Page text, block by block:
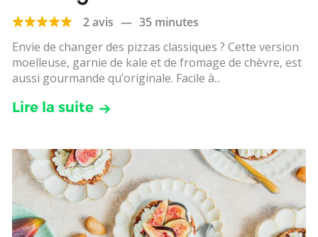
2 avis — 35 minutes
Envie de changer des pizzas classiques ? Cette version
moelleuse, garnie de kale et de fromage de chèvre, est
aussi gourmande qu’originale. Facile à...
Lire la suite